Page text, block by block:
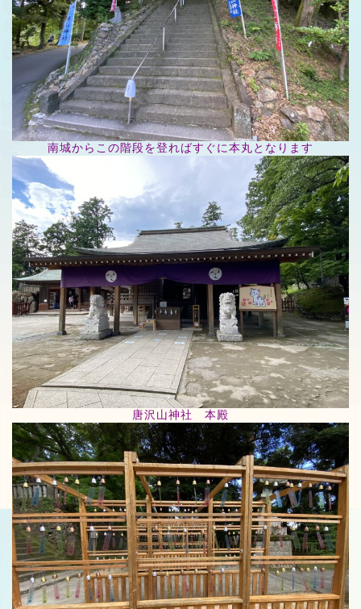
南城からこの階段を登ればすぐに本丸となります
唐沢山神社 本殿